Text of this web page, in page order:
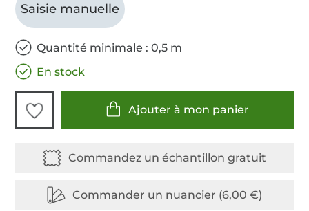
Saisie manuelle
Quantité minimale : 0,5 m
En stock
Ajouter à mon panier